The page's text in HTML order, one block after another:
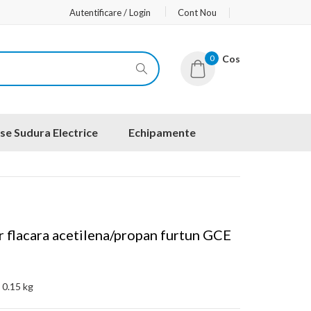
Autentificare / Login Cont Nou
0 Cos
Sudura Electrice Echipamente
acetilena/propan furtun GCE
0.15 kg